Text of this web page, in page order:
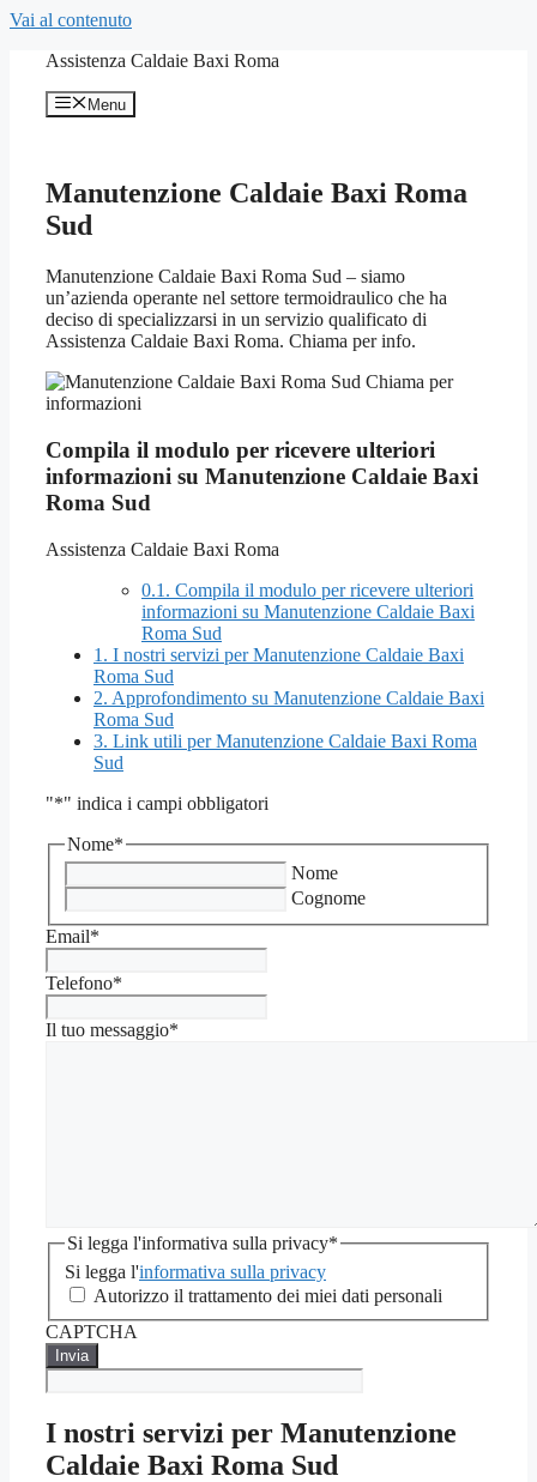
Vai al contenuto
Assistenza Caldaie Baxi Roma
Menu
Manutenzione Caldaie Baxi Roma
Sud
Manutenzione Caldaie Baxi Roma Sud – siamo
un’azienda operante nel settore termoidraulico che ha
deciso di specializzarsi in un servizio qualificato di
Assistenza Caldaie Baxi Roma. Chiama per info.
Compila il modulo per ricevere ulteriori
informazioni su Manutenzione Caldaie Baxi
Roma Sud
Assistenza Caldaie Baxi Roma
0.1. Compila il modulo per ricevere ulteriori
informazioni su Manutenzione Caldaie Baxi
Roma Sud
1. I nostri servizi per Manutenzione Caldaie Baxi
Roma Sud
2. Approfondimento su Manutenzione Caldaie Baxi
Roma Sud
3. Link utili per Manutenzione Caldaie Baxi Roma
Sud
"*" indica i campi obbligatori
Nome*
Nome
Cognome
Email*
Telefono*
Il tuo messaggio*
Si legga l'informativa sulla privacy*
Si legga l'informativa sulla privacy
Autorizzo il trattamento dei miei dati personali
CAPTCHA
I nostri servizi per Manutenzione
Caldaie Baxi Roma Sud